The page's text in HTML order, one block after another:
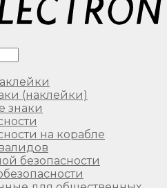
(наклейки)
знаки
на корабле
безопасности